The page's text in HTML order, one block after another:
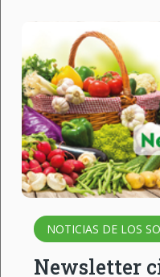
NOTICIAS DE LOS
Newsletter